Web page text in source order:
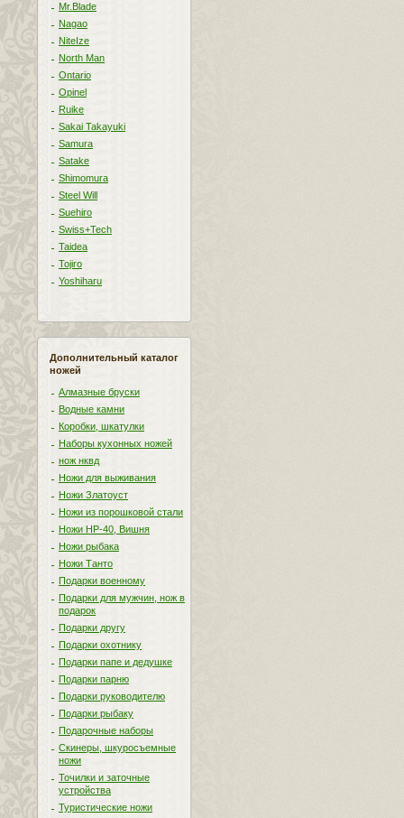
Mr.Blade
Nagao
NiteIze
North Man
Ontario
Opinel
Ruike
Sakai Takayuki
Samura
Satake
Shimomura
Steel Will
Suehiro
Swiss+Tech
Taidea
Tojiro
Yoshiharu
Дополнительный каталог
ножей
Алмазные бруски
Водные камни
Коробки, шкатулки
Наборы кухонных ножей
нож нквд
Ножи для выживания
Ножи Златоуст
Ножи из порошковой стали
Ножи НР-40, Вишня
Ножи рыбака
Ножи Танто
Подарки военному
Подарки для мужчин, нож в
подарок
Подарки другу
Подарки охотнику
Подарки папе и дедушке
Подарки парню
Подарки руководителю
Подарки рыбаку
Подарочные наборы
Скинеры, шкуросъемные
ножи
Точилки и заточные
устройства
Туристические ножи